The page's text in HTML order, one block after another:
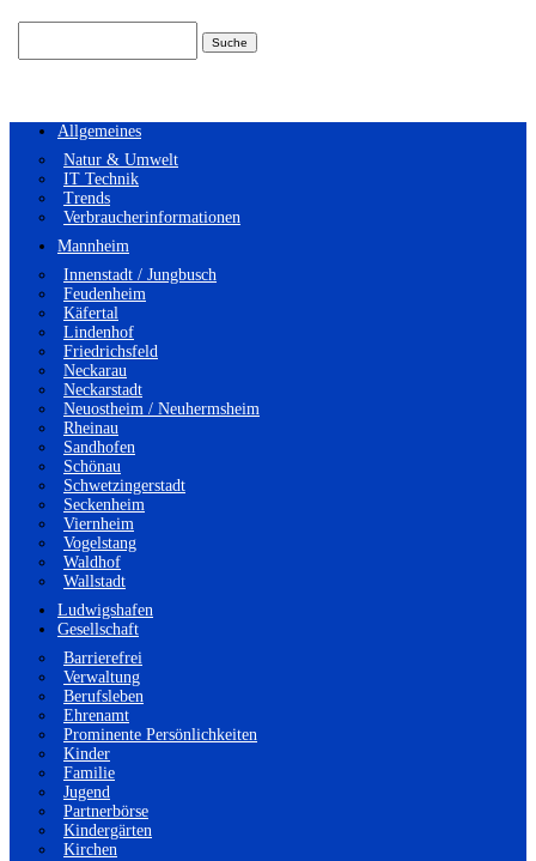
Allgemeines
Natur & Umwelt
IT Technik
Trends
Verbraucherinformationen
Mannheim
Innenstadt / Jungbusch
Feudenheim
Käfertal
Lindenhof
Friedrichsfeld
Neckarau
Neckarstadt
Neuostheim / Neuhermsheim
Rheinau
Sandhofen
Schönau
Schwetzingerstadt
Seckenheim
Viernheim
Vogelstang
Waldhof
Wallstadt
Ludwigshafen
Gesellschaft
Barrierefrei
Verwaltung
Berufsleben
Ehrenamt
Prominente Persönlichkeiten
Kinder
Familie
Jugend
Partnerbörse
Kindergärten
Kirchen